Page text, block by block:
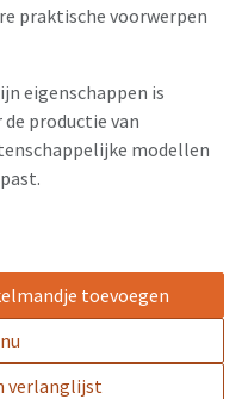
praktische voorwerpen
eigenschappen is
productie van
modellen
toevoegen
verlanglijst